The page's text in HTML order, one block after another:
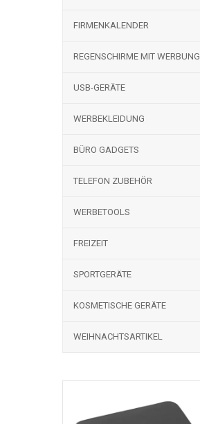
FIRMENKALENDER
REGENSCHIRME MIT WERBUNG
USB-GERÄTE
WERBEKLEIDUNG
BÜRO GADGETS
TELEFON ZUBEHÖR
WERBETOOLS
FREIZEIT
SPORTGERÄTE
KOSMETISCHE GERÄTE
WEIHNACHTSARTIKEL